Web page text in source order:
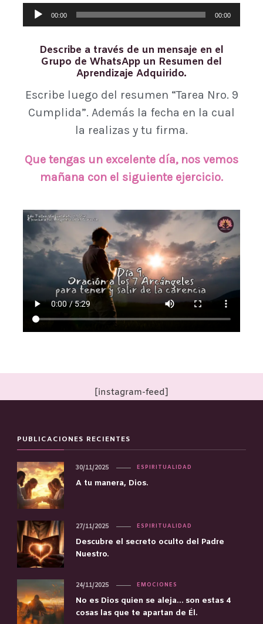
Reproductor
de
00:00 00:00
Describe a través de un mensaje en el
Grupo de WhatsApp un Resumen del
Aprendizaje Adquirido.
Escribe luego del resumen “Tarea Nro. 9
Cumplida”. Además la fecha en la cual
la realizas y tu firma.
Que tengas un excelente día, nos vemos
mañana con el siguiente ejercicio.
[instagram-feed]
PUBLICACIONES RECIENTES
ESPIRITUALIDAD
A tu manera, Dios.
30/11/2025
ESPIRITUALIDAD
Descubre el secreto oculto del Padre
Nuestro.
27/11/2025
EMOCIONES
No es Dios quien se aleja… son estas 4
cosas las que te apartan de Él.
24/11/2025